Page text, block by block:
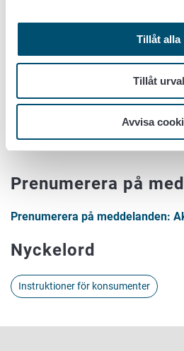
Tillåt alla
Tillåt urval
Avvisa
Prenumerera på
Prenumerera på meddelanden:
Nyckelord
Instruktioner för konsumenter